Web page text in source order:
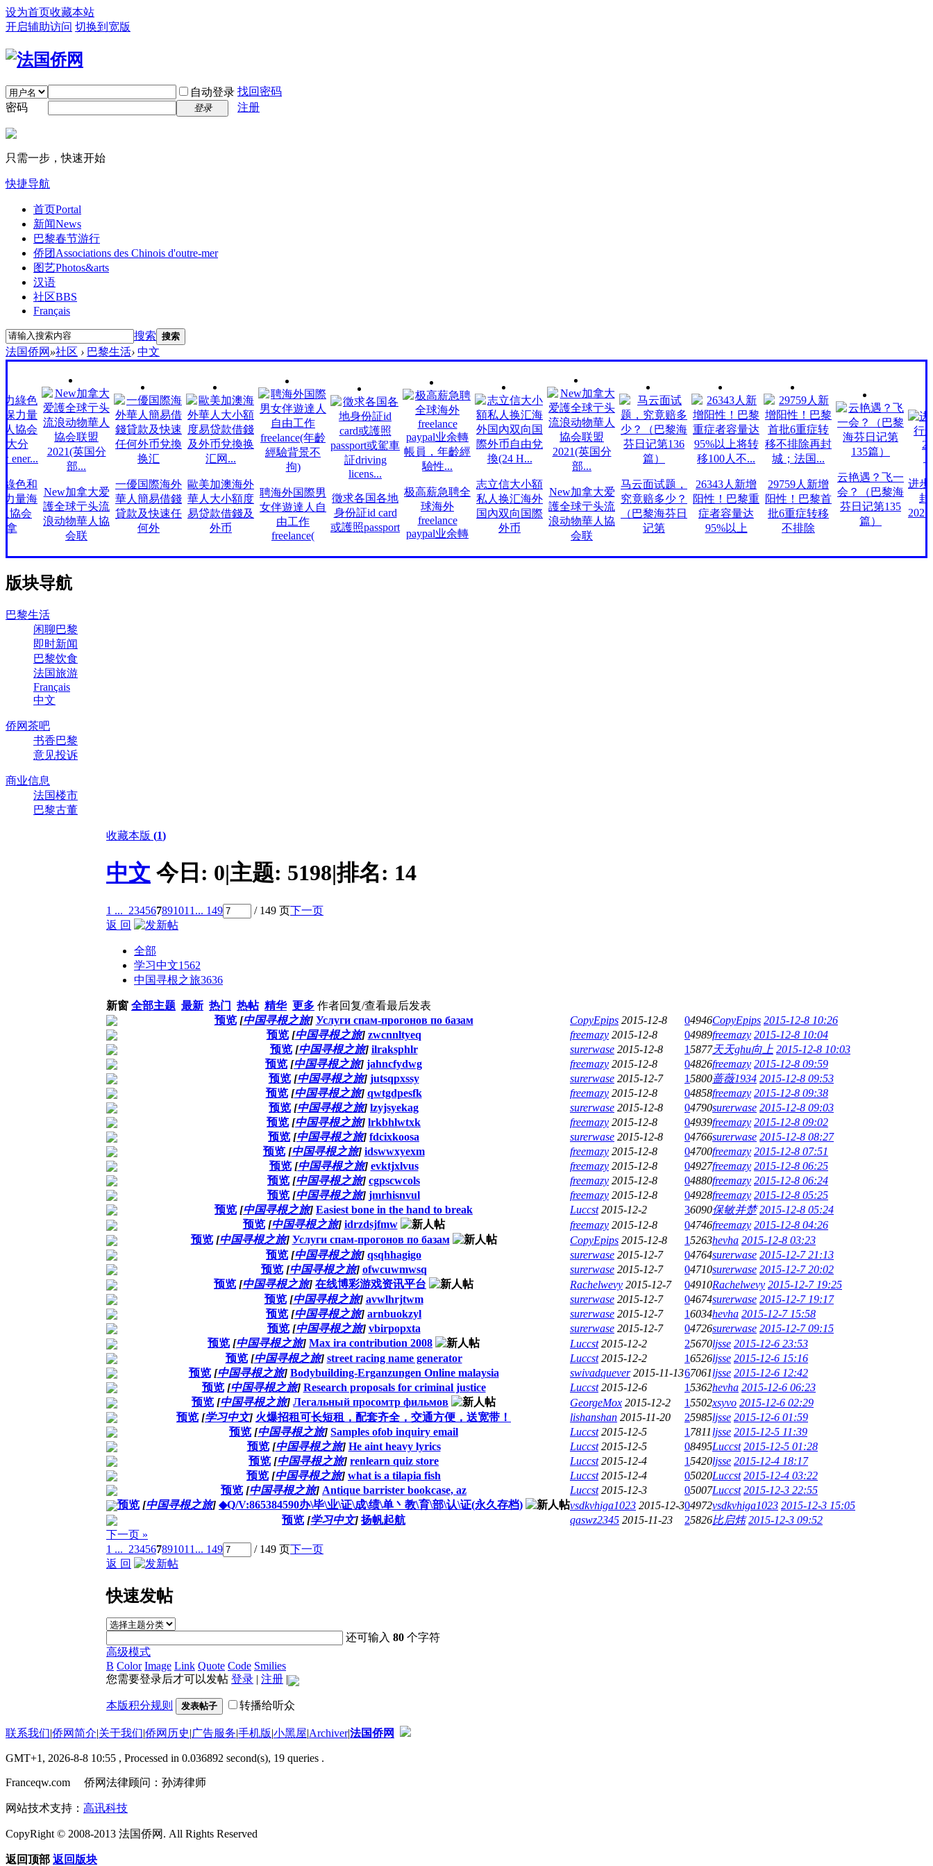
设为首页收藏本站
开启辅助访问 切换到宽版
自动登录 找回密码
密码
登录 注册
只需一步，快速开始
快捷导航
首页Portal
新闻News
巴黎春节游行
侨团 Associations des Chinois d'outre-mer
图艺Photos&arts
汉语
社区BBS
Français
搜索 搜索
法国侨网 »社区 › 巴黎生活› 中文
色和
量海
会
New加拿大爱
護全球亍头流
浪动物華人協
会联
一優国際海外
華人簡易借錢
貸款及快速任
何外
歐美加澳海外
華人大小額度
易贷款借錢及
外币
聘海外国際男
女伴遊達人自
由工作
freelance(
徵求各国各地
身份証id card
或護照passport
极高薪急聘全
球海外
freelance
paypal业余轉
志立信大小額
私人换汇海外
国內双向国際
外币
New加拿大爱
護全球亍头流
浪动物華人協
会联
马云面试题，
究竟赔多少？
（巴黎海芬日
记第
26343人新增
阳性！巴黎重
症者容量达
95%以上
29759人新增
阳性！巴黎首
批6重症转移
不排除
云艳遇？飞一
会？（巴黎海
芬日记第135
篇）
进步
封
版块导航
巴黎生活
闲聊巴黎
即时新闻
巴黎饮食
法国旅游
Français
中文
侨网茶吧
书香巴黎
意见投诉
商业信息
法国楼市
巴黎古董
收藏本版 (1)
中文 今日: 0|主题: 5198|排名: 14
1 ... 234567891011 ... 149 / 149 页下一页
返 回
全部
学习中文1562
中国寻根之旅3636
新窗 全部主题 最新 热门 热帖 精华 更多 作者回复/查看最后发表
预览 [中国寻根之旅] Услуги спам-прогонов по базам CopyEpips 2015-12-8 04946CopyEpips 2015-12-8 10:26
预览 [中国寻根之旅] zwcnnltyeq freemazy 2015-12-8 04989freemazy 2015-12-8 10:04
预览 [中国寻根之旅] ilraksphlr surerwase 2015-12-8 15877天天ghu向上 2015-12-8 10:03
预览 [中国寻根之旅] jahncfydwg freemazy 2015-12-8 04826freemazy 2015-12-8 09:59
预览 [中国寻根之旅] jutsqpxssy surerwase 2015-12-7 15800蔷薇1934 2015-12-8 09:53
预览 [中国寻根之旅] qwtgdpesfk freemazy 2015-12-8 04858freemazy 2015-12-8 09:38
预览 [中国寻根之旅] lzyjsyekag surerwase 2015-12-8 04790surerwase 2015-12-8 09:03
预览 [中国寻根之旅] lrkbhlwtxk freemazy 2015-12-8 04939freemazy 2015-12-8 09:02
预览 [中国寻根之旅] fdcixkoosa surerwase 2015-12-8 04766surerwase 2015-12-8 08:27
预览 [中国寻根之旅] idswwxyexm freemazy 2015-12-8 04700freemazy 2015-12-8 07:51
预览 [中国寻根之旅] evktjxlvus freemazy 2015-12-8 04927freemazy 2015-12-8 06:25
预览 [中国寻根之旅] cgpscwcols freemazy 2015-12-8 04880freemazy 2015-12-8 06:24
预览 [中国寻根之旅] jmrhisnvul freemazy 2015-12-8 04928freemazy 2015-12-8 05:25
预览 [中国寻根之旅] Easiest bone in the hand to break Luccst 2015-12-2 36090保敏并楚 2015-12-8 05:24
预览 [中国寻根之旅] idrzdsjfmw freemazy 2015-12-8 04746freemazy 2015-12-8 04:26
预览 [中国寻根之旅] Услуги спам-прогонов по базам CopyEpips 2015-12-8 15263hevha 2015-12-8 03:23
预览 [中国寻根之旅] qsqhhagigo surerwase 2015-12-7 04764surerwase 2015-12-7 21:13
预览 [中国寻根之旅] ofwcuwmwsq surerwase 2015-12-7 04710surerwase 2015-12-7 20:02
预览 [中国寻根之旅] 在线博彩游戏资讯平台 Rachelwevy 2015-12-7 04910Rachelwevy 2015-12-7 19:25
预览 [中国寻根之旅] avwlhrjtwm surerwase 2015-12-7 04674surerwase 2015-12-7 19:17
预览 [中国寻根之旅] arnbuokzyl surerwase 2015-12-7 16034hevha 2015-12-7 15:58
预览 [中国寻根之旅] vbirpopxta surerwase 2015-12-7 04726surerwase 2015-12-7 09:15
预览 [中国寻根之旅] Max ira contribution 2008 Luccst 2015-12-2 25670ljsse 2015-12-6 23:53
预览 [中国寻根之旅] street racing name generator Luccst 2015-12-2 16526ljsse 2015-12-6 15:16
预览 [中国寻根之旅] Bodybuilding-Erganzungen Online malaysia swivadquever 2015-11-1367061ljsse 2015-12-6 12:42
预览 [中国寻根之旅] Research proposals for criminal justice Luccst 2015-12-6 15362hevha 2015-12-6 06:23
预览 [中国寻根之旅] Легальный просомтр фильмов GeorgeMox 2015-12-2 15502xsyvo 2015-12-6 02:29
预览 [学习中文] 火爆招租可长短租，配套齐全，交通方便，送宽带！ lishanshan 2015-11-20 25985ljsse 2015-12-6 01:59
预览 [中国寻根之旅] Samples ofob inquiry email Luccst 2015-12-5 1 7811 ljsse 2015-12-5 11:39
预览 [中国寻根之旅] He aint heavy lyrics Luccst 2015-12-5 08495Luccst 2015-12-5 01:28
预览 [中国寻根之旅] renlearn quiz store Luccst 2015-12-4 15420ljsse 2015-12-4 18:17
预览 [中国寻根之旅] what is a tilapia fish Luccst 2015-12-4 05020Luccst 2015-12-4 03:22
预览 [中国寻根之旅] Antique barrister bookcase, az Luccst 2015-12-3 05007Luccst 2015-12-3 22:55
预览 [中国寻根之旅] ◆Q/V:865384590办\毕\业\证\成\绩\单丶教\育\部\认\证(永久存档) vsdkvhiga1023 2015-12-304972vsdkvhiga1023 2015-12-3 15:05
预览 [学习中文] 扬帆起航 qaswz2345 2015-11-23 25826比启炜 2015-12-3 09:52
下一页 »
1 ... 234567891011 ... 149 / 149 页下一页
返 回
快速发帖
还可输入80 个字符
高级模式
B Color Image Link Quote Code Smilies
您需要登录后才可以发帖 登录 | 注册 |
本版积分规则 发表帖子 转播给听众
联系我们|侨网简介|关于我们|侨网历史|广告服务|手机版|小黑屋|Archiver|法国侨网
GMT+1, 2026-8-8 10:55 , Processed in 0.036892 second(s), 19 queries .
Franceqw.com 侨网法律顾问：孙涛律师
网站技术支持： 高讯科技
CopyRight © 2008-2013 法国侨网. All Rights Reserved
返回顶部 返回版块